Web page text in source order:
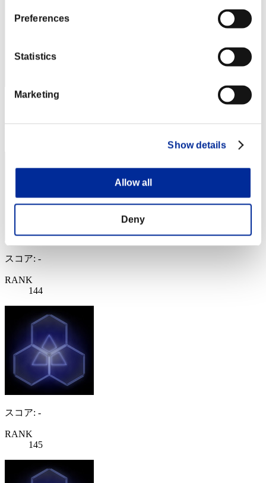
Preferences
Statistics
Marketing
Show details
Allow all
Deny
RANK
スコア: -
RANK
144
スコア: -
RANK
145